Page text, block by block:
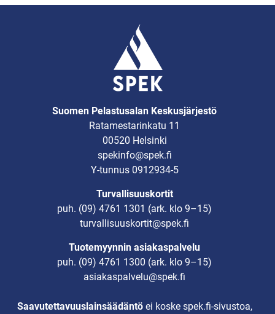
Suomen Pelastusalan Keskusjärjestö
Ratamestarinkatu 11
00520 Helsinki
spekinfo@spek.fi
Y-tunnus 0912934-5
Turvallisuuskortit
puh. (09) 4761 1301 (ark. klo 9–15)
turvallisuuskortit@spek.fi
Tuotemyynnin asiakaspalvelu
puh. (09) 4761 1300 (ark. klo 9–15)
asiakaspalvelu@spek.fi
Saavutettavuuslainsäädäntöei koske spek.fi-sivustoa,